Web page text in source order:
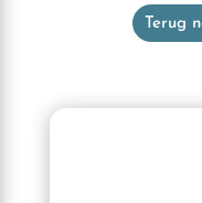
Terug